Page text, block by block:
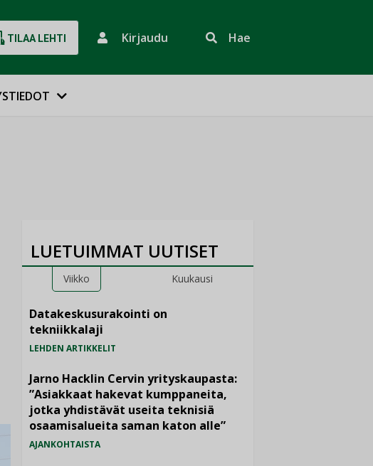
TILAA LEHTI Kirjaudu Hae
LUETUIMMAT UUTISET
Viikko Kuukausi
Datakeskusurakointi on
tekniikkalaji
LEHDEN ARTIKKELIT
Jarno Hacklin Cervin yrityskaupasta:
”Asiakkaat hakevat kumppaneita,
jotka yhdistävät useita teknisiä
osaamisalueita saman katon alle”
AJANKOHTAISTA